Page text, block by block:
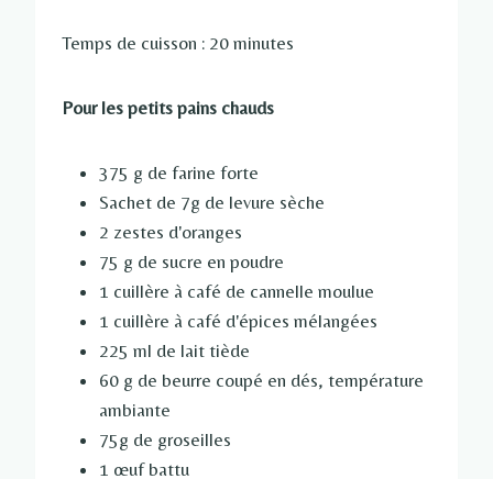
Temps de cuisson : 20 minutes
Pour les petits pains chauds
375 g de farine forte
Sachet de 7g de levure sèche
2 zestes d'oranges
75 g de sucre en poudre
1 cuillère à café de cannelle moulue
1 cuillère à café d'épices mélangées
225 ml de lait tiède
60 g de beurre coupé en dés, température
ambiante
75g de groseilles
1 œuf battu